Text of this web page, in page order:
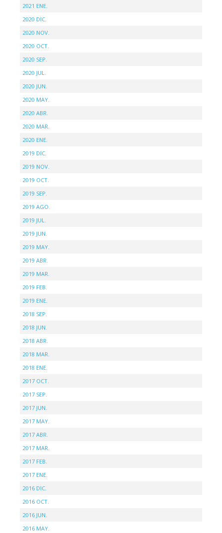
2021 ENE.
2020 DIC.
2020 NOV.
2020 OCT.
2020 SEP.
2020 JUL.
2020 JUN.
2020 MAY.
2020 ABR.
2020 MAR.
2020 ENE.
2019 DIC.
2019 NOV.
2019 OCT.
2019 SEP.
2019 AGO.
2019 JUL.
2019 JUN.
2019 MAY.
2019 ABR.
2019 MAR.
2019 FEB.
2019 ENE.
2018 SEP.
2018 JUN.
2018 ABR.
2018 MAR.
2018 ENE.
2017 OCT.
2017 SEP.
2017 JUN.
2017 MAY.
2017 ABR.
2017 MAR.
2017 FEB.
2017 ENE.
2016 DIC.
2016 OCT.
2016 JUN.
2016 MAY.